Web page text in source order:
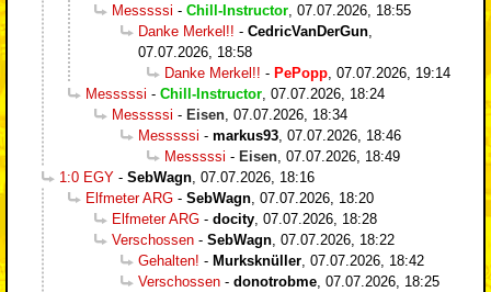
Messsssi - Chill-Instructor 07.07.2026, 18:55
Danke Merkel!! - CedricVanDerGun
07.07.2026, 18:58
Danke Merkel!! - PePopp 07.07.2026, 19:14
Messsssi - Chill-Instructor 07.07.2026, 18:24
Messsssi - Eisen 07.07.2026, 18:34
Messsssi - markus93 07.07.2026, 18:46
Messsssi - Eisen 07.07.2026, 18:49
1:0 EGY - SebWagn 07.07.2026, 18:16
Elfmeter ARG - SebWagn 07.07.2026, 18:20
Elfmeter ARG - docity 07.07.2026, 18:28
Verschossen - SebWagn 07.07.2026, 18:22
Gehalten! - Murksknüller 07.07.2026, 18:42
Verschossen - donotrobme 07.07.2026, 18:25